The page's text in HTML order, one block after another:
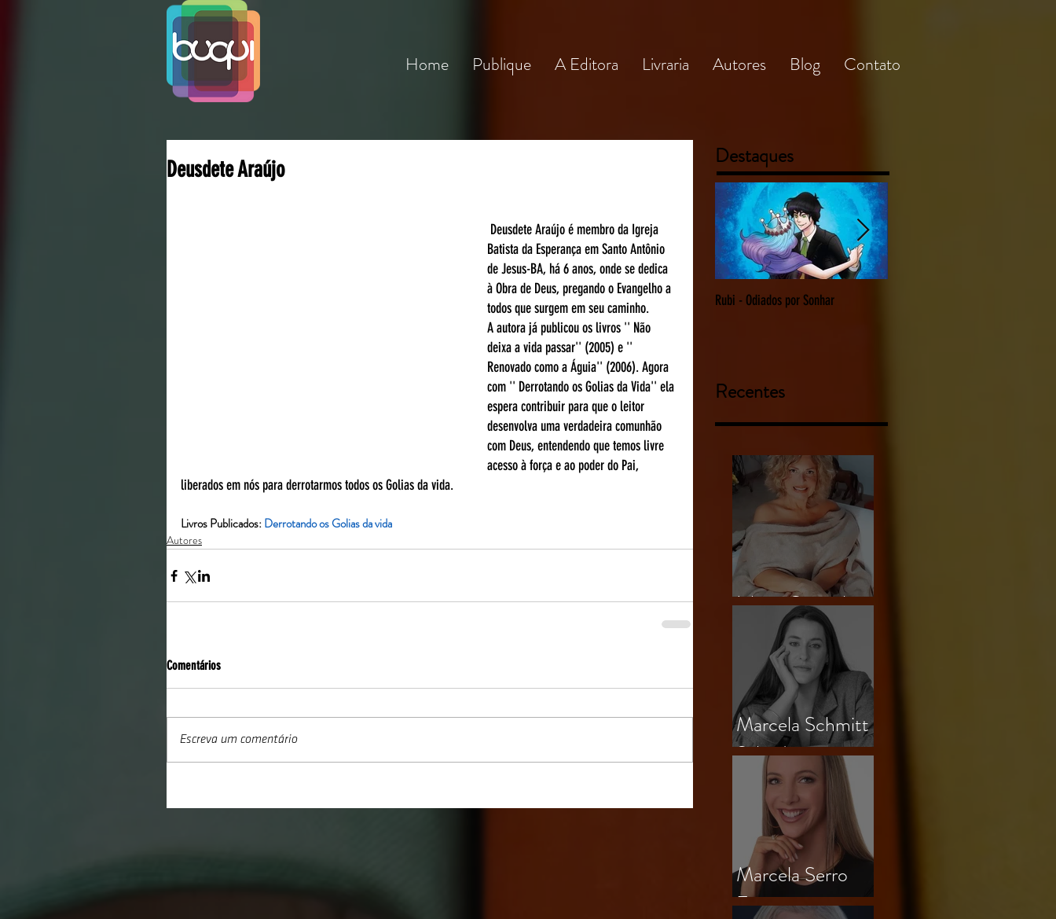
Home Publique A Editora Livraria Autores Blog Contato
Deusdete Araújo
Batista da Esperança em Santo Antônio
de Jesus-BA, há 6 anos, onde se dedica
à Obra de Deus, pregando o Evangelho a
todos que surgem em seu caminho.
A autora já publicou os livros '' Não
deixa a vida passar'' (2005) e ''
Renovado como a Águia'' (2006). Agora
com '' Derrotando os Golias da Vida'' ela
espera contribuir para que o leitor
desenvolva uma verdadeira comunhão
com Deus, entendendo que temos livre
acesso à força e ao poder do Pai,
liberados em nós para derrotarmos todos os Golias da vida.
Livros Publicados: Derrotando os Golias da vida
Autores
Comentários
Escreva um comentário
Destaques
Rubi - Odiados por Sonhar
Recentes
Liliam Carmela
Marcela Schmitt
Salvador
Marcela Serro
Frasson